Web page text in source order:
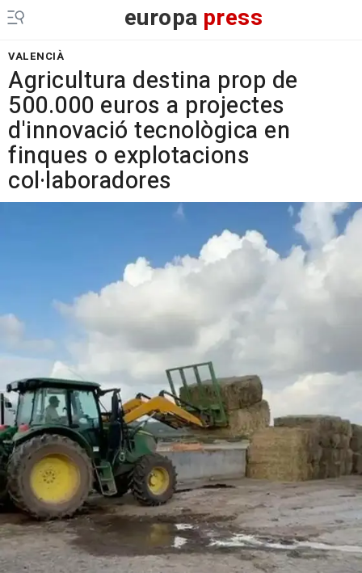
europa press
VALENCIÀ
Agricultura destina prop de
500.000 euros a projectes
d'innovació tecnològica en
finques o explotacions
col·laboradores